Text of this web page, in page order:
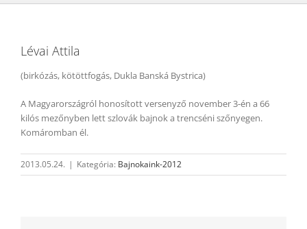
Lévai Attila
(birkózás, kötöttfogás, Dukla Banská Bystrica)
A Magyarországról honosított versenyző november 3-én a 66
kilós mezőnyben lett szlovák bajnok a trencséni szőnyegen.
Komáromban él.
2013.05.24. | Kategória: Bajnokaink-2012